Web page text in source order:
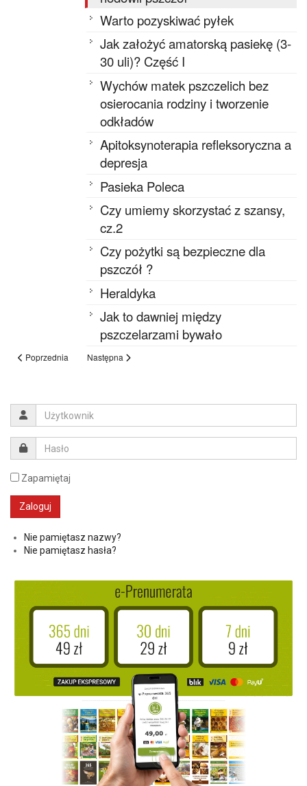
Warto pozyskiwać pyłek
Jak założyć amatorską pasiekę (3-
30 uli)? Część I
Wychów matek pszczelich bez
osierocania rodziny i tworzenie
odkładów
Apitoksynoterapia refleksoryczna a
depresja
Pasieka Poleca
Czy umiemy skorzystać z szansy,
cz.2
Czy pożytki są bezpieczne dla
pszczół ?
Heraldyka
Jak to dawniej między
pszczelarzami bywało
Poprzednia Następna
Zapamiętaj
Nie pamiętasz nazwy?
Nie pamiętasz hasła?